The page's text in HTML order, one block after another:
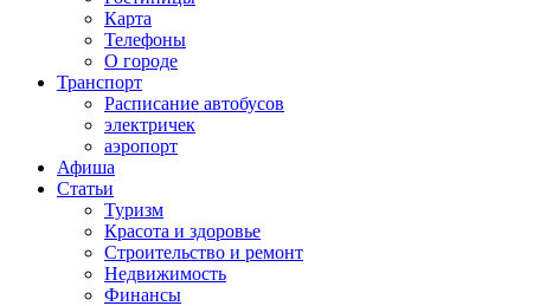
Карта
Телефоны
О городе
Транспорт
Расписание автобусов
электричек
аэропорт
Афиша
Статьи
Туризм
Красота и здоровье
Строительство и ремонт
Недвижимость
Финансы